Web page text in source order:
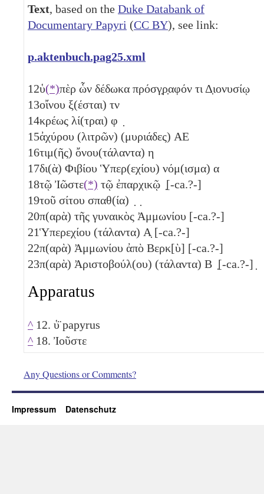
Text, based on the Duke Databank of
Documentary Papyri (CC BY), see link:
p.aktenbuch.pag25.xml
12ὑ(*)πὲρ ὧν δέδωκα πρόσγ̣ρ̣αφόν τι Δ̣ιονυσίῳ
13οἴνου ξ(έσται) τν
14κρέως λί(τραι) φ ̣
15ἀχύρου (λιτρῶν) (μυριάδες) ΑΕ
16τιμ(ῆς) ὄνου(τάλαντα) η
17δι(ὰ) Φιβίου Ὑπερ(εχίου) νόμ(ισμα) α
18τῷ Ἰῶστε(*) τῷ ἐπαρχικῷ ̣[-ca.?-]
19τοῦ σίτου σπαθ(ία) ̣ ̣
20π(αρὰ) τῆς γυναικὸς Ἀμμωνίου [-ca.?-]
21Ὑπερεχίου (τάλαντα) Α̣ [-ca.?-]
22π(αρὰ) Ἀμμωνίου ἀπὸ Βερκ[ὺ] [-ca.?-]
23π(αρὰ) Ἀριστοβούλ(ου) (τάλαντα) Β ̣[-ca.?-] ̣
Apparatus
^ 12. ὑ̈ papyrus
^ 18. Ἰοῦστε
Any Questions or Comments?
Impressum Datenschutz